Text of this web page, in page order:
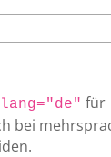
lang="de" für
bei